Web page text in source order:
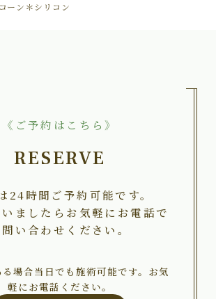
ーン＊シリコン
《ご予約はこちら》
RESERVE
24時間ご予約可能です。
ましたらお気軽にお電話で
い合わせください。
場合当日でも施術可能です。お気
軽にお電話ください。